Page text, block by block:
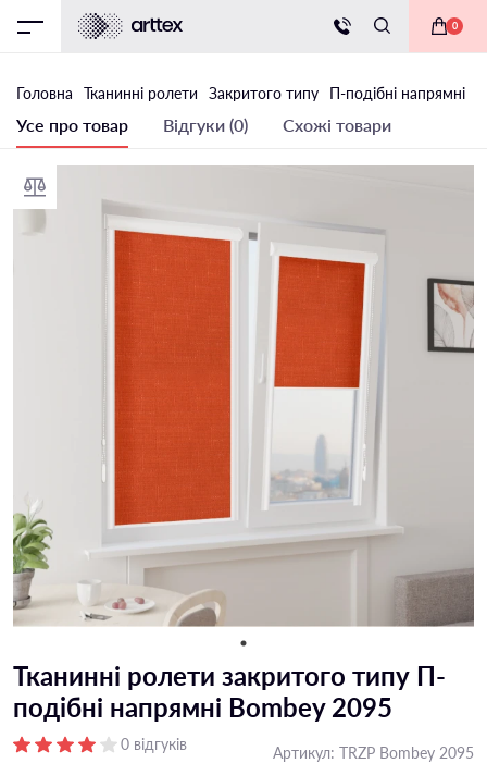
0
Головна Тканинні ролети Закритого типу П-подібні напрямні
Усе про товар Відгуки (0) Схожі товари
Тканинні ролети закритого типу П-
подiбні напрямні Bombey 2095
0 відгуків Артикул: TRZP Bombey 2095